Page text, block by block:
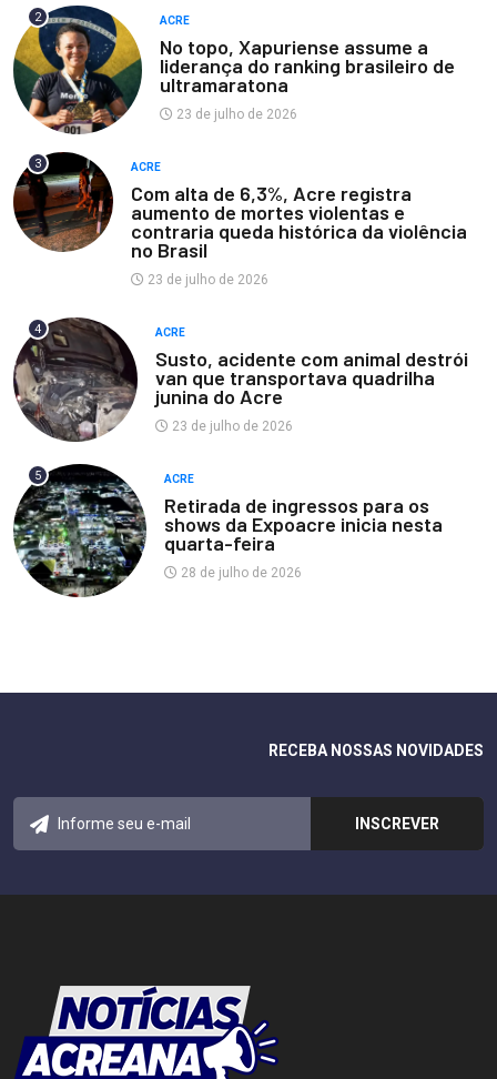
2 ACRE
No topo, Xapuriense assume a
liderança do ranking brasileiro de
ultramaratona
23 de julho de 2026
3 ACRE
Com alta de 6,3%, Acre registra
aumento de mortes violentas e
contraria queda histórica da violência
no Brasil
23 de julho de 2026
4 ACRE
Susto, acidente com animal destrói
van que transportava quadrilha
junina do Acre
23 de julho de 2026
5 ACRE
Retirada de ingressos para os
shows da Expoacre inicia nesta
quarta-feira
28 de julho de 2026
RECEBA NOSSAS NOVIDADES